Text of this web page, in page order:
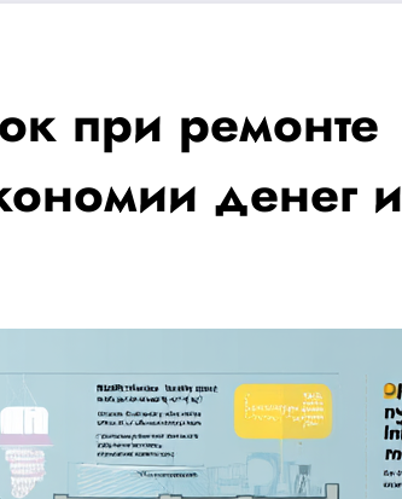
при ремонте
денег и